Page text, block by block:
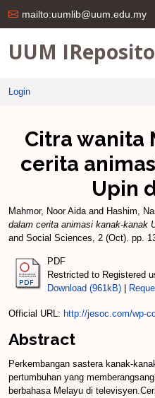
mailto:uumlib@uum.edu.my
UUM
Login
Citra wanita
cerita
Upin
Mahmor, Noor Aidaand Hashim,
dalam cerita animasi kanak-kanak
and Social Sciences, 2 (Oct). pp.
PDF
Restricted to Registered
Download (961kB)
Official URL: http://jesoc.com/wp-
Abstract
Perkembangan sastera kanak-
pertumbuhan yang
berbahasa Melayu di